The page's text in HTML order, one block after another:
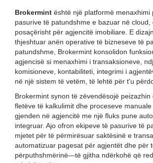
Brokermint është një platformë menaxhimi
pasurive të patundshme e bazuar në cloud,
posaçërisht për agjencitë imobiliare. E
thjeshtuar anën operative të bizneseve të
patundshme, Brokermint konsolidon
agjencisë si menaxhimi i transaksioneve,
komisioneve, kontabiliteti, integrimi i
në një sistem të vetëm, të lehtë për t'u
Brokermint synon të zëvendësojë
fletëve të kalkulimit dhe proceseve
gjenden në agjencitë me një fluks pune
integruar. Ajo ofron ekipeve të pasurive të
mjetet për të përmirësuar saktësinë e
automatizuar pagesat për agjentët dhe për
përputhshmërinë—të gjitha ndërkohë që